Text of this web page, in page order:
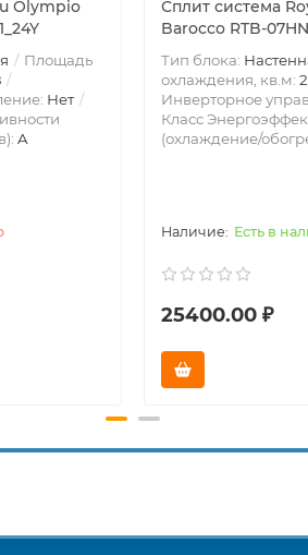
Olympio
Площадь
Нет
A
Сплит система
Barocco RTB-
Тип блока:
охлаждения, кв.м:
Инверторное
Класс
(охлаждение/
Есть в
25400.00 ₽